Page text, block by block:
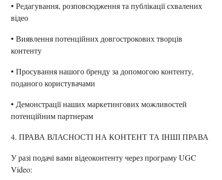
• Редагування, розповсюдження та публікації схвалених
відео
• Виявлення потенційних довгострокових творців
контенту
• Просування нашого бренду за допомогою контенту,
поданого користувачами
• Демонстрації наших маркетингових можливостей
потенційним партнерам
4. ПРАВА ВЛАСНОСТІ НА КОНТЕНТ ТА ІНШІ ПРАВА
У разі подачі вами відеоконтенту через програму UGC
Video: